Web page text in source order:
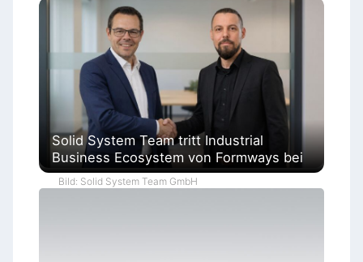
Solid System Team tritt Industrial
Business Ecosystem von Formways bei
Bild: Solid System Team GmbH